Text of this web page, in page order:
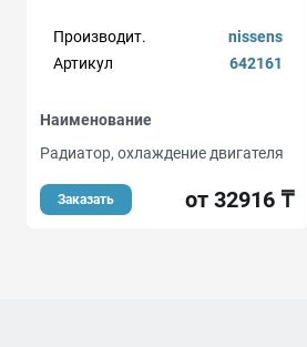
Производит.
nissens
Артикул
642161
Наименование
Радиатор, охлаждение двигателя
Заказать от 32916 ₸